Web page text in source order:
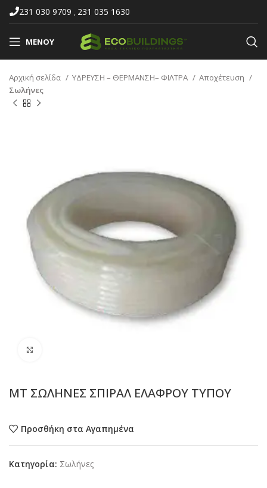
231 030 9709 , 231 035 1630
ΜΕΝΟΎ
Αρχική σελίδα ΥΔΡΕΥΣΗ – ΘΕΡΜΑΝΣΗ– ΦΙΛΤΡΑ
Αποχέτευση
Σωλήνες
MT ΣΩΛΗΝΕΣ ΣΠΙΡΑΛ ΕΛΑΦΡΟΥ ΤΥΠΟΥ
Προσθήκη στα Αγαπημένα
Κατηγορία: Σωλήνες